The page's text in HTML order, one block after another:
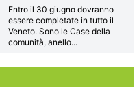
Entro il 30 giugno dovranno
essere completate in tutto il
Veneto. Sono le Case della
comunità, anello...